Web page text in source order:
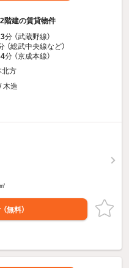
階建の賃貸物件
分 （武蔵野線）
（総武中央線など）
分 （京成本線）
北方
木造
（無料）